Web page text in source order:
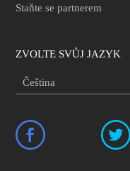
Staňte se partnerem
ZVOLTE SVŮJ JAZYK